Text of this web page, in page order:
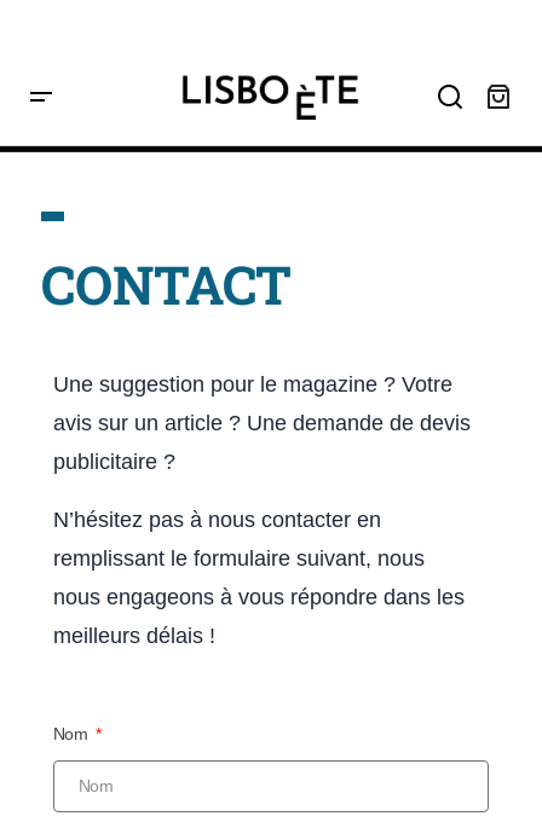
Home Contact
CONTACT
Une suggestion pour le magazine ? Votre
avis sur un article ? Une demande de devis
publicitaire ?
N’hésitez pas à nous contacter en
remplissant le formulaire suivant, nous
nous engageons à vous répondre dans les
meilleurs délais !
Nom